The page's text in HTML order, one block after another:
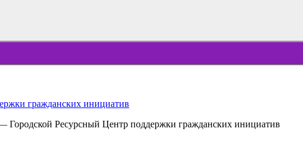
Городской Ресурсный Центр поддержки гражданских инициатив